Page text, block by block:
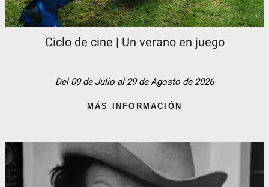
Ciclo de cine | Un verano en juego
Del 09 de Julio al 29 de Agosto de 2026
MÁS INFORMACIÓN